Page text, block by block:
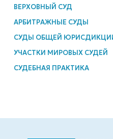
ВЕРХОВНЫЙ СУД
АРБИТРАЖНЫЕ СУДЫ
СУДЫ ОБЩЕЙ
УЧАСТКИ МИРОВЫХ СУДЕЙ
СУДЕБНАЯ ПРАКТИКА